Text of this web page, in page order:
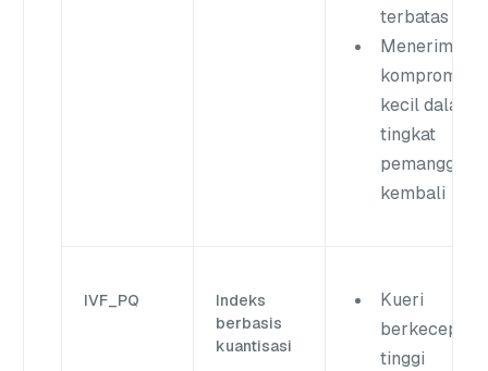
terbatas
Menerima
kompromi
kecil dalam
tingkat
pemanggilan
kembali
IVF_PQ
Indeks
berbasis
kuantisasi
Kueri
tinggi